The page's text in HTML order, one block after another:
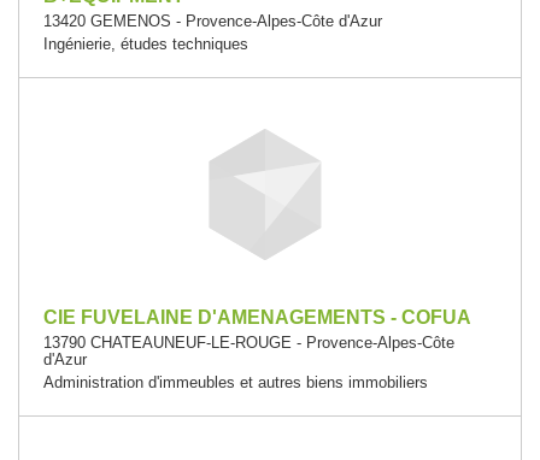
13420 GEMENOS - Provence-Alpes-Côte d'Azur
Ingénierie, études techniques
CIE FUVELAINE D'AMENAGEMENTS - COFUA
13790 CHATEAUNEUF-LE-ROUGE - Provence-Alpes-Côte
d'Azur
Administration d'immeubles et autres biens immobiliers